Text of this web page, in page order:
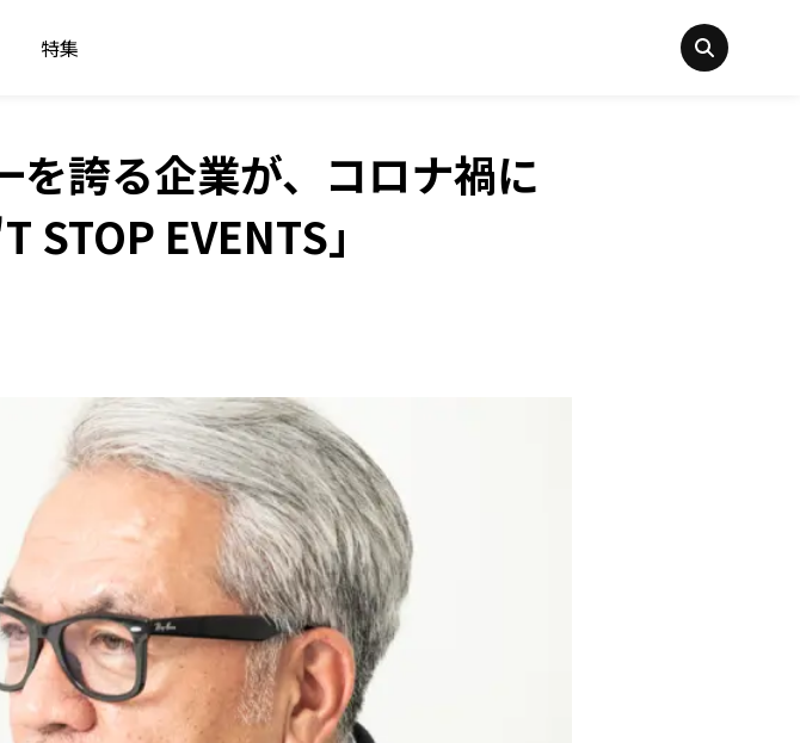
特集
誇る企業が、コロナ禍に
EVENTS」